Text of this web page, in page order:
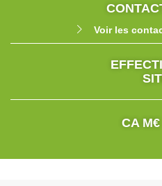
Voir les
CA M€